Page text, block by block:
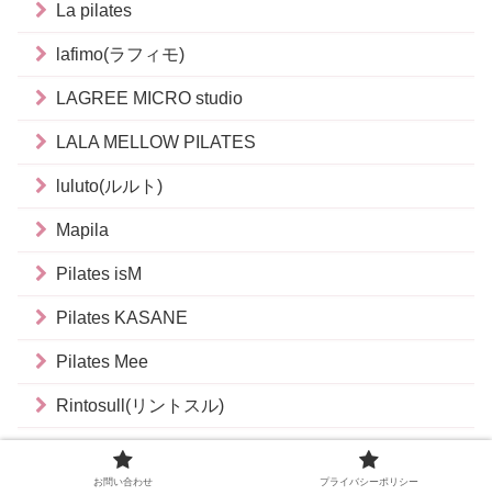
La pilates
lafimo(ラフィモ)
LAGREE MICRO studio
LALA MELLOW PILATES
luluto(ルルト)
Mapila
Pilates isM
Pilates KASANE
Pilates Mee
Rintosull(リントスル)
RITA-STYLE(リタスタイル)
お問い合わせ プライバシーポリシー